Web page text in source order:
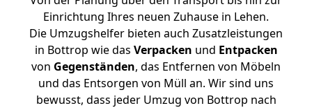
Einrichtung Ihres neuen Zuhause in Lehen.
Die Umzugshelfer bieten auch Zusatzleistungen
in Bottrop wie das Verpacken und Entpacken
von Gegenständen, das Entfernen von Möbeln
und das Entsorgen von Müll an. Wir sind uns
bewusst, dass jeder Umzug von Bottrop nach